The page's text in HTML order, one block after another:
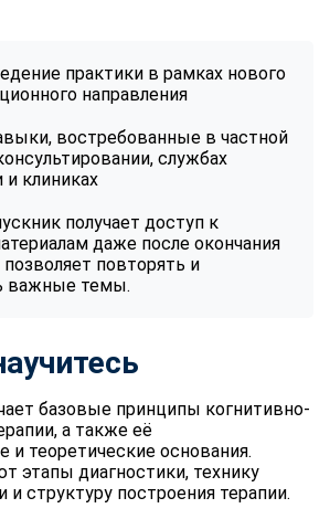
практики в рамках нового
направления
востребованные в частной
службах
клиниках
получает доступ к
даже после окончания
позволяет повторять и
важные темы.
базовые принципы когнитивно-
а также её
и теоретические основания.
этапы диагностики, технику
и структуру построения терапии.